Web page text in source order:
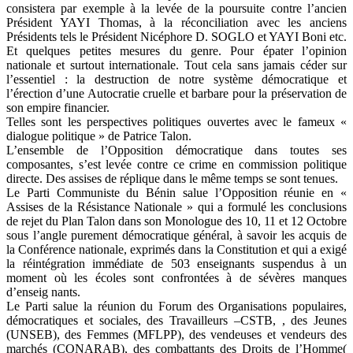
consistera par exemple à la levée de la poursuite contre l’ancien
Président YAYI Thomas, à la réconciliation avec les anciens
Présidents tels le Président Nicéphore D. SOGLO et YAYI Boni etc.
Et quelques petites mesures du genre. Pour épater l’opinion
nationale et surtout internationale. Tout cela sans jamais céder sur
l’essentiel : la destruction de notre système démocratique et
l’érection d’une Autocratie cruelle et barbare pour la préservation de
son empire financier.
Telles sont les perspectives politiques ouvertes avec le fameux «
dialogue politique » de Patrice Talon.
L’ensemble de l’Opposition démocratique dans toutes ses
composantes, s’est levée contre ce crime en commission politique
directe. Des assises de réplique dans le même temps se sont tenues.
Le Parti Communiste du Bénin salue l’Opposition réunie en «
Assises de la Résistance Nationale » qui a formulé les conclusions
de rejet du Plan Talon dans son Monologue des 10, 11 et 12 Octobre
sous l’angle purement démocratique général, à savoir les acquis de
la Conférence nationale, exprimés dans la Constitution et qui a exigé
la réintégration immédiate de 503 enseignants suspendus à un
moment où les écoles sont confrontées à de sévères manques
d’enseig nants.
Le Parti salue la réunion du Forum des Organisations populaires,
démocratiques et sociales, des Travailleurs –CSTB, , des Jeunes
(UNSEB), des Femmes (MFLPP), des vendeuses et vendeurs des
marchés (CONARAB), des combattants des Droits de l’Homme(